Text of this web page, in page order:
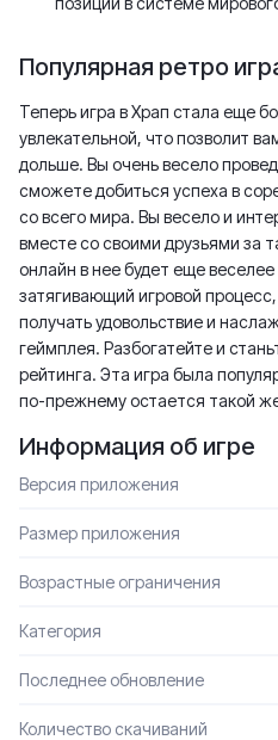
Популярная ретро
Теперь игра в Храп стала еще
увлекательной, что позволит
дольше. Вы очень весело
сможете добиться успеха в
со всего мира. Вы весело и
вместе со своими друзьями за
онлайн в нее будет еще
затягивающий игровой
получать удовольствие и
геймплея. Разбогатейте и
рейтинга. Эта игра была
по-прежнему остается такой
Информация об игре
Версия приложения
Размер приложения
Возрастные ограничения
Категория
Последнее обновление
Количество скачиваний